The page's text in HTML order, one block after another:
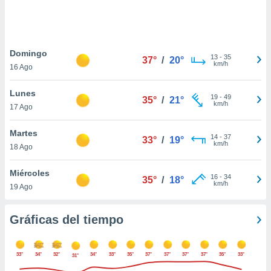
únicos
similares
como
sitio
de
posible
en
a lo que
Para
su
Domingo
16 Ago
37° / 20° 13- 35
km/h
Lunes
17 Ago
35° / 21° 19- 49
km/h
Martes
18 Ago
33° / 19° 14- 37
km/h
Miércoles
19 Ago
35° / 18° 16- 34
km/h
Gráficas del tiempo
33° 34° 32° 31° 34° 33° 35° 37° 37° 37° 37° 35° 33°